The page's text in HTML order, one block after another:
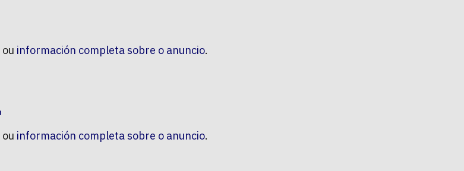
ou información completa sobre o anuncio.
ou información completa sobre o anuncio.